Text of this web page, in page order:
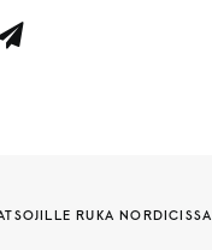
RUKA NORDICISSA